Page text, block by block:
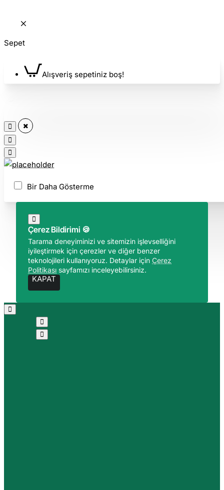
Sepet
Alışveriş sepetiniz boş!
Bir Daha Gösterme
Çerez Bildirimi 🍪
Tarama deneyiminizi ve sitemizin işlevselliğini
iyileştirmek için çerezler ve diğer benzer
teknolojileri kullanıyoruz. Detaylar için Çerez
Politikası sayfamızı inceleyebilirsiniz.
KAPAT